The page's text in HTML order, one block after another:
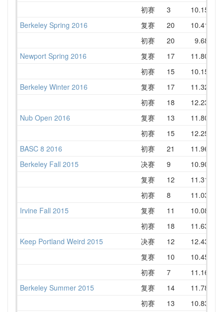
初赛 3 10.15
Berkeley Spring 2016
复赛 20 10.41
初赛
20 9.68
Newport Spring 2016
复赛 17 11.80
初赛
15 10.15
Berkeley Winter 2016
复赛 17 11.32
初赛
18 12.23
Nub Open 2016
复赛 13 11.80
初赛
15 12.25
BASC 8 2016
初赛 21 11.96
Berkeley Fall 2015
决赛 9 10.90
复赛
12 11.31
初赛
8 11.03
Irvine Fall 2015
复赛 11 10.08
初赛
18 11.63
Keep Portland Weird 2015
决赛 12 12.43
复赛
10 10.45
初赛
7 11.16
Berkeley Summer 2015
复赛 14 11.78
初赛
13 10.83